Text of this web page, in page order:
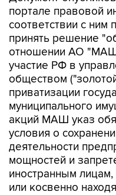
портале правовой
соответствии с ним
принять решение
отношении АО
участие РФ в
обществом
приватизации
муниципального
акций МАШ указ
условия о
деятельности
мощностей и
иностранным
или косвенно